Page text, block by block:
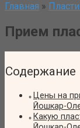
Главная »
Прием
Содержание
Цены на
Йошкар-
Какую